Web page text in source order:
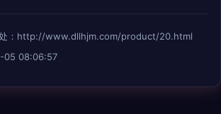
处：http://www.dllhjm.com/product/20.html
05 08:06:57